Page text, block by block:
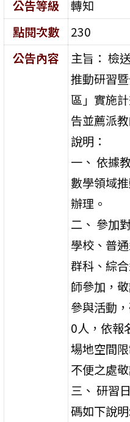
公告等級
轉知
點閱次數
230
公告內容
主旨： 檢
推動研習
區」實施
告並薦派
說明：
一、 依據
數學領域
辦理。
二、 參加
學校、普
群科、綜
師參加，
參與活動
0人，依報
場地空間
不便之處
三、 研習
碼如下說